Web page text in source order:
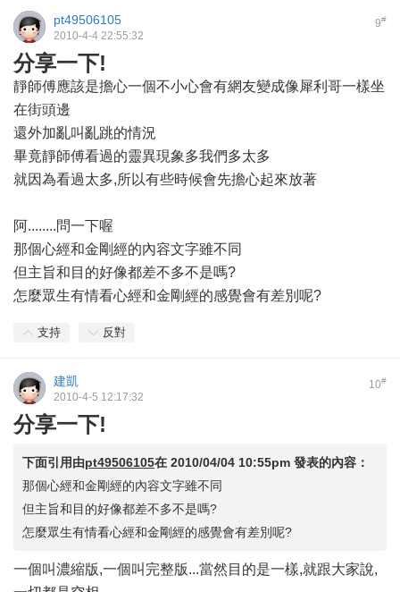
9#
pt49506105
2010-4-4 22:55:32
分享一下!
靜師傅應該是擔心一個不小心會有網友變成像犀利哥一樣坐
在街頭邊
還外加亂叫亂跳的情況
畢竟靜師傅看過的靈異現象多我們多太多
就因為看過太多,所以有些時候會先擔心起來放著
阿........問一下喔
那個心經和金剛經的內容文字雖不同
但主旨和目的好像都差不多不是嗎?
怎麼眾生有情看心經和金剛經的感覺會有差別呢?
支持 反對
10#
建凱
2010-4-5 12:17:32
分享一下!
下面引用由pt49506105在 2010/04/04 10:55pm 發表的內容：
那個心經和金剛經的內容文字雖不同
但主旨和目的好像都差不多不是嗎?
怎麼眾生有情看心經和金剛經的感覺會有差別呢?
一個叫濃縮版,一個叫完整版...當然目的是一樣,就跟大家說,